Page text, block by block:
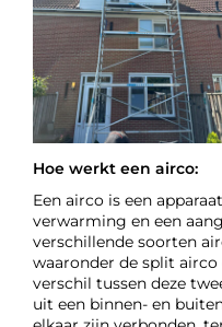
Hoe werkt een airco:
Een airco is een
verwarming en een
verschillende soorten
waaronder de split
verschil tussen deze
uit een binnen- en